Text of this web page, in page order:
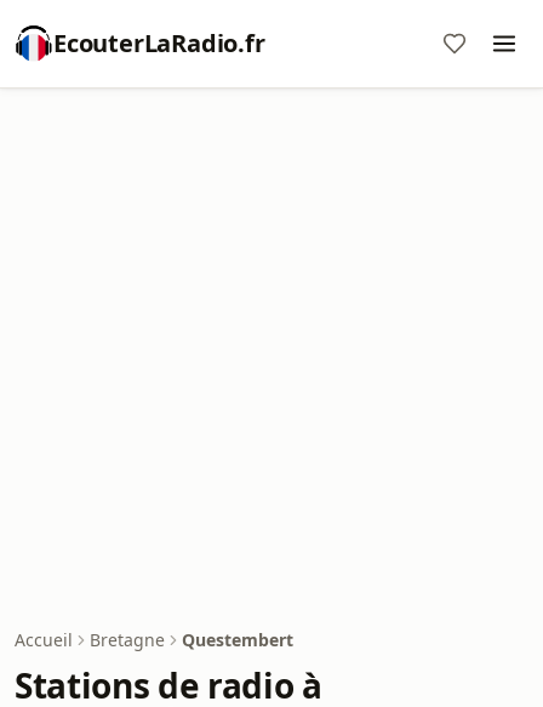
EcouterLaRadio.fr
Accueil Bretagne Questembert
Stations de radio à